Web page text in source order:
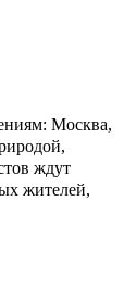
Москва,
ждут
жителей,